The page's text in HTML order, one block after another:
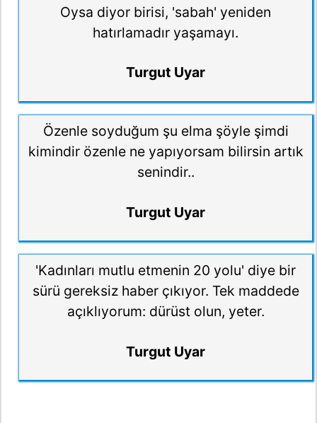
Oysa diyor birisi, 'sabah' yeniden
hatırlamadır yaşamayı.
Turgut Uyar
Özenle soyduğum şu elma şöyle şimdi
kimindir özenle ne yapıyorsam bilirsin artık
senindir..
Turgut Uyar
'Kadınları mutlu etmenin 20 yolu' diye bir
sürü gereksiz haber çıkıyor. Tek maddede
açıklıyorum: dürüst olun, yeter.
Turgut Uyar